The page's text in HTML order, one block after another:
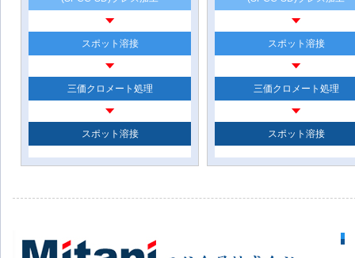
スポット溶接
三価クロメート処理
スポット溶接
スポット溶接
三価クロメート処理
スポット溶接